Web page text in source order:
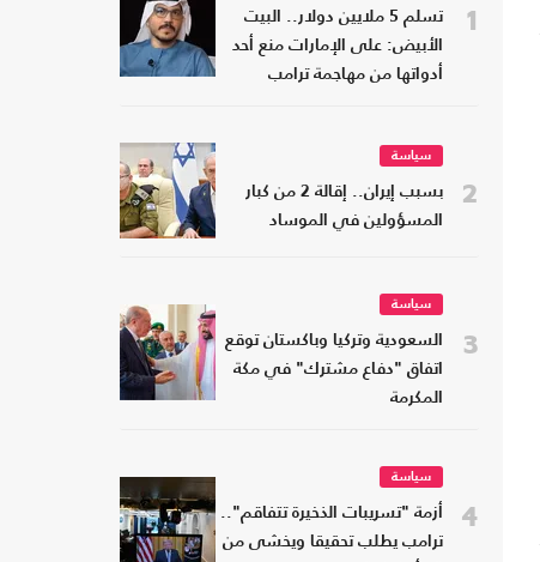
1
تسلم 5 ملايين دولار.. البيت
الأبيض: على الإمارات منع أحد
أدواتها من مهاجمة ترامب
2
سياسة
بسبب إيران.. إقالة 2 من كبار
المسؤولين في الموساد
3
سياسة
السعودية وتركيا وباكستان توقع
اتفاق "دفاع مشترك" في مكة
المكرمة
4
سياسة
أزمة "تسريبات الذخيرة تتفاقم"..
ترامب يطلب تحقيقا ويخشى من